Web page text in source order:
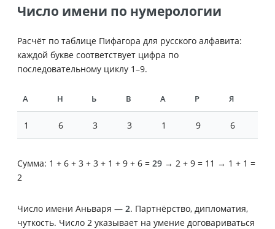
Число имени по нумерологии
Расчёт по таблице Пифагора для русского алфавита:
каждой букве соответствует цифра по
последовательному циклу 1–9.
А Н Ь В А Р Я
1 6 3 3 1 9 6
Сумма: 1 + 6 + 3 + 3 + 1 + 9 + 6 = 29 → 2 + 9 = 11 → 1 + 1 =
2
Число имени Аньваря — 2. Партнёрство, дипломатия,
чуткость. Число 2 указывает на умение договариваться